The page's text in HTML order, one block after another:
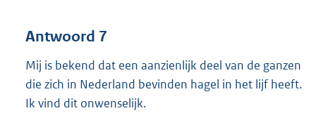
Antwoord 7
Mij is bekend dat een aanzienlijk deel van de ganzen
die zich in Nederland bevinden hagel in het lijf heeft.
Ik vind dit onwenselijk.